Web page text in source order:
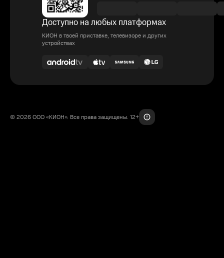
Доступно на любых платформах
КИОН в твоей приставке, телевизоре и других
устройствах
© 2026 ООО «КИОН». Все права защищены. 12+